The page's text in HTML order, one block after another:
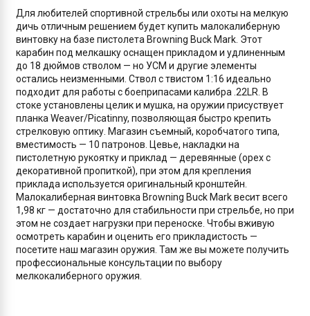
Для любителей спортивной стрельбы или охоты на мелкую
дичь отличным решением будет купить малокалиберную
винтовку на базе пистолета Browning Buck Mark. Этот
карабин под мелкашку оснащен прикладом и удлиненным
до 18 дюймов стволом — но УСМ и другие элементы
остались неизменными. Ствол с твистом 1:16 идеально
подходит для работы с боеприпасами калибра .22LR. В
стоке установлены целик и мушка, на оружии присуствует
планка Weaver/Picatinny, позволяющая быстро крепить
стрелковую оптику. Магазин съемный, коробчатого типа,
вместимость — 10 патронов. Цевье, накладки на
пистолетную рукоятку и приклад — деревянные (орех с
декоративной пропиткой), при этом для крепления
приклада используется оригинальный кронштейн.
Малокалиберная винтовка Browning Buck Mark весит всего
1,98 кг — достаточно для стабильности при стрельбе, но при
этом не создает нагрузки при переноске. Чтобы вживую
осмотреть карабин и оценить его прикладистость —
посетите наш магазин оружия. Там же вы можете получить
профессиональные консультации по выбору
мелкокалиберного оружия.